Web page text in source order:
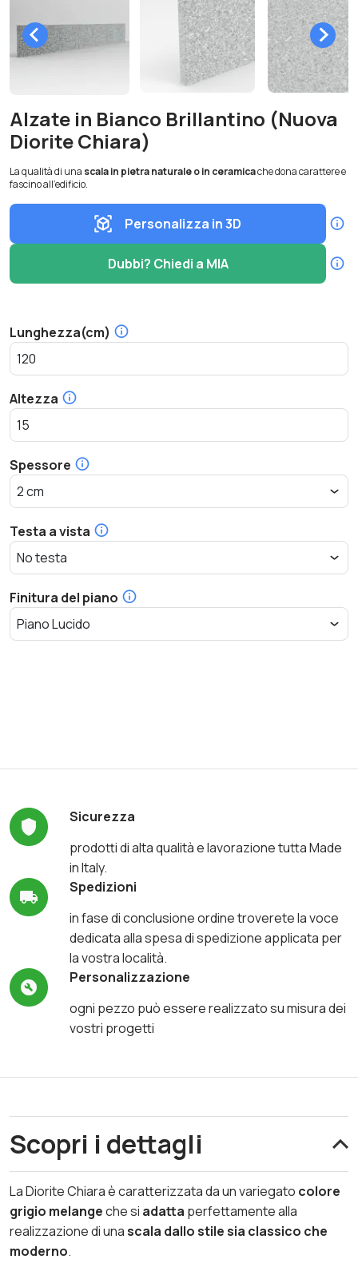
Alzate in Bianco Brillantino (Nuova
Diorite Chiara)
La qualità di una scala in pietra naturale o in ceramicache dona carattere e
fascino all’edificio.
Personalizza in 3D
Dubbi? Chiedi a MIA
Lunghezza(cm)
Altezza
Spessore
Testa a vista
Finitura del piano
Sicurezza
prodotti di alta qualità e lavorazione tutta Made
in Italy.
Spedizioni
in fase di conclusione ordine troverete la voce
dedicata alla spesa di spedizione applicata per
la vostra località.
Personalizzazione
ogni pezzo può essere realizzato su misura dei
vostri progetti
Scopri i dettagli
La Diorite Chiara è caratterizzata da un variegato colore
grigio melangeche si adatta perfettamente alla
realizzazione di unascala dallo stile sia classico che
moderno.